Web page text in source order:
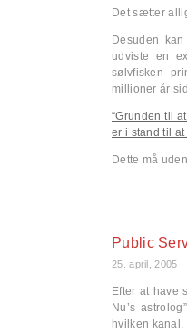
Det sætter
Desuden
udviste en
sølvfisken
millioner år
“Grunden til
er i stand til
Dette må
Public
25. april, 2005
Efter at have
Nu’s
hvilken